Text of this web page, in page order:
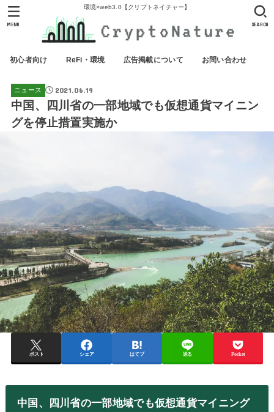
環境×web3.0【クリプトネイチャー】
初心者向け ReFi・環境 広告掲載について お問い合わせ
SEARCH
MENU
ニュース 2021.06.19
中国、四川省の一部地域でも仮想通貨マイニン
グを停止措置実施か
ポスト シェア はてブ 送る Pocket
中国、四川省の一部地域でも仮想通貨マイニング